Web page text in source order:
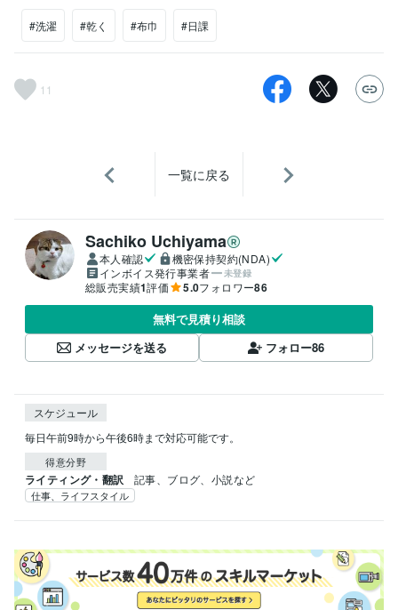
#洗濯 #乾く #布巾 #日課
11
一覧に戻る
Sachiko Uchiyama
本人確認
機密保持契約(NDA)
インボイス発行事業者
未登録
総販売実績1評価 5.0フォロワー86
無料で見積り相談
メッセージを送る
フォロー86
スケジュール
毎日午前9時から午後6時まで対応可能です。
得意分野
ライティング・翻訳 記事、ブログ、小説など
仕事、ライフスタイル